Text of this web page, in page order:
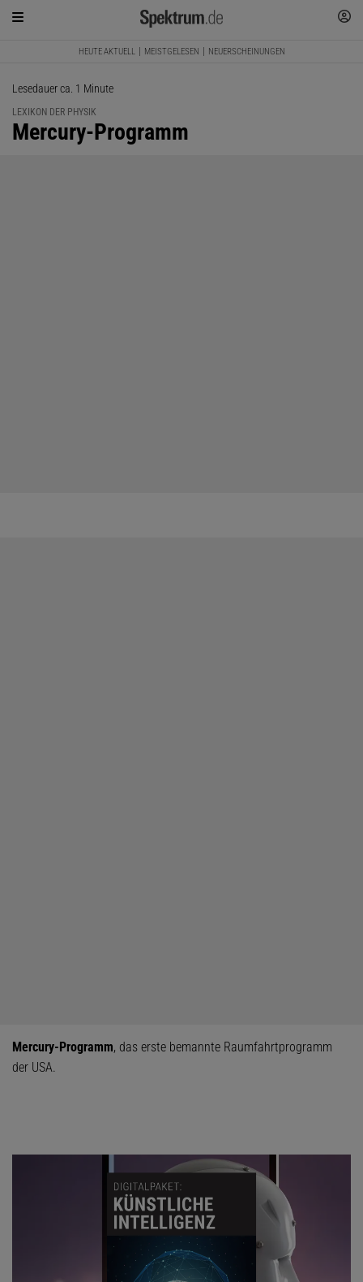
HEUTE AKTUELL MEISTGELESEN NEUERSCHEINUNGEN
Lesedauer ca. 1 Minute
LEXIKON DER PHYSIK
:
Mercury-Programm
Mercury-Programm, das erste bemannte Raumfahrtprogramm
der USA.